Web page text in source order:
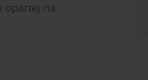
opartej na